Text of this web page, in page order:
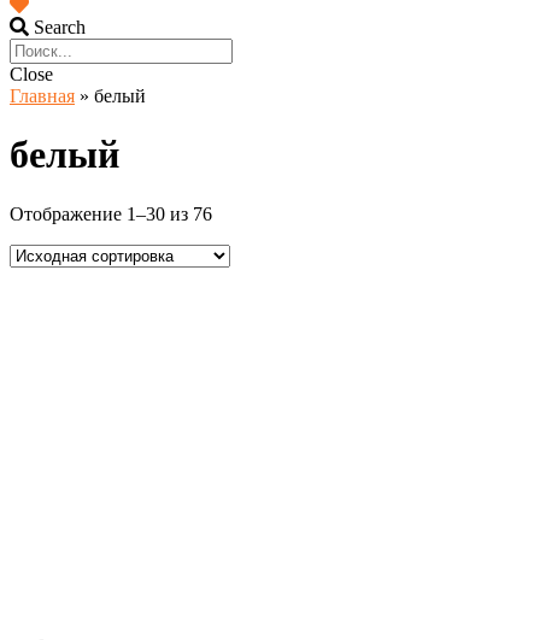
Search
Close
Главная » белый
белый
Отображение 1–30 из 76